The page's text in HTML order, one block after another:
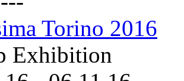
Torino 2016
Exhibition